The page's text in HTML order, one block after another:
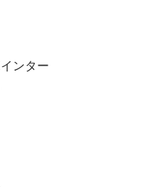
ンター